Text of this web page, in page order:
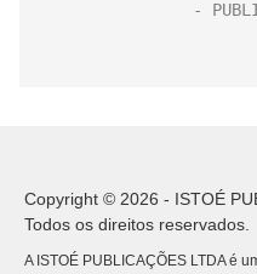
Copyright © 2026 - ISTOÉ
Todos os direitos reservados.
A ISTOÉ PUBLICAÇÕES LTDA é